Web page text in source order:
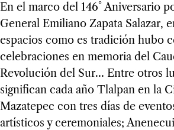
En el marco del 146° Aniversario
General Emiliano Zapata Salazar,
espacios como es tradición hubo
celebraciones en memoria del
Revolución del Sur… Entre otros
significan cada año Tlalpan en la
Mazatepec con tres días de
artísticos y ceremoniales;